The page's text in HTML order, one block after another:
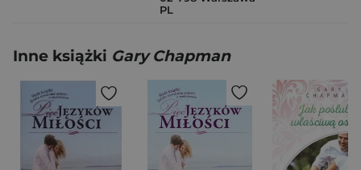
PL
Inne książki Gary Chapman